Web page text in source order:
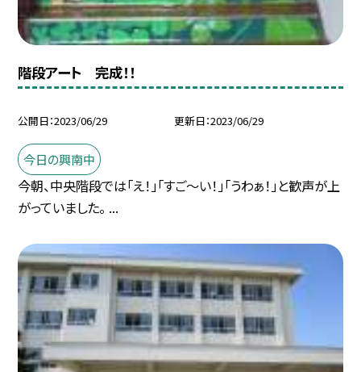
階段アート 完成！！
公開日 2023/06/29 更新日 2023/06/29
今日の興南中
今朝、中央階段では「え！」「すご〜い！」「うわぁ！」と歓声が上
がっていました。 ...